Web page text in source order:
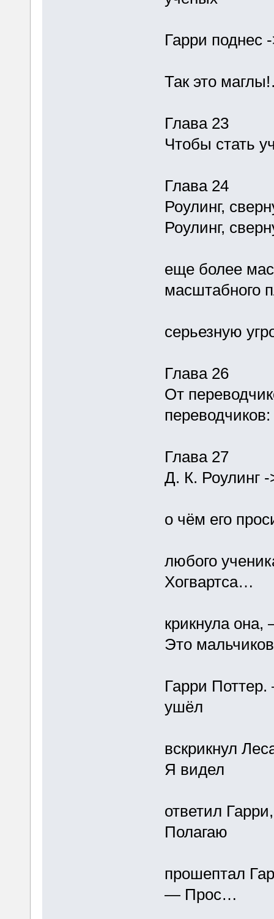
Гарри поднес
Так это
Глава 23
Чтобы стать
Глава 24
Роулинг,
Роулинг,
еще более
масштабного
серьезную
Глава 26
От
Глава 27
Д. К. Роулинг
о чём его
любого
Хогвартса…
крикнула
Это мальчиков
Гарри
ушёл
вскрикнул
Я видел
ответил
Полагаю
прошептал
— Прос…